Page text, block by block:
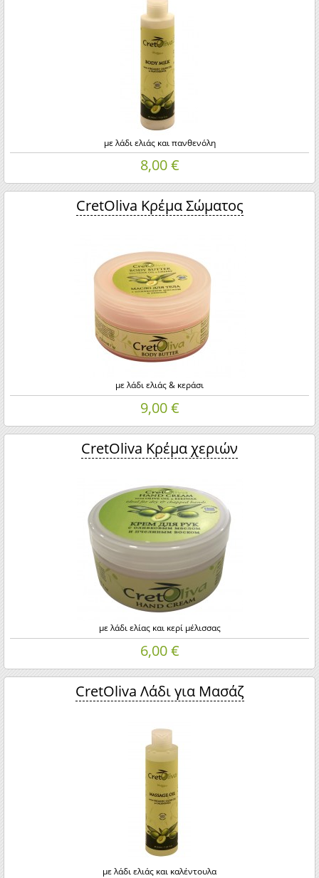
με λάδι ελιάς και πανθενόλη
8,00 €
CretOliva Κρέμα Σώματος
με λάδι ελιάς & κεράσι
9,00 €
CretOliva Κρέμα χεριών
με λάδι ελίας και κερί μέλισσας
6,00 €
CretOliva Λάδι για Μασάζ
με λάδι ελιάς και καλέντουλα